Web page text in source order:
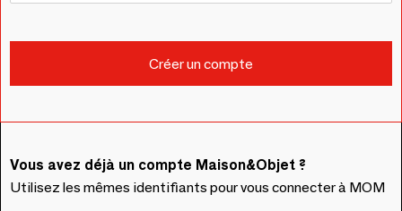
Vous avez déjà un compte Maison&Objet ?
Utilisez les mêmes identifiants pour vous connecter à MOM